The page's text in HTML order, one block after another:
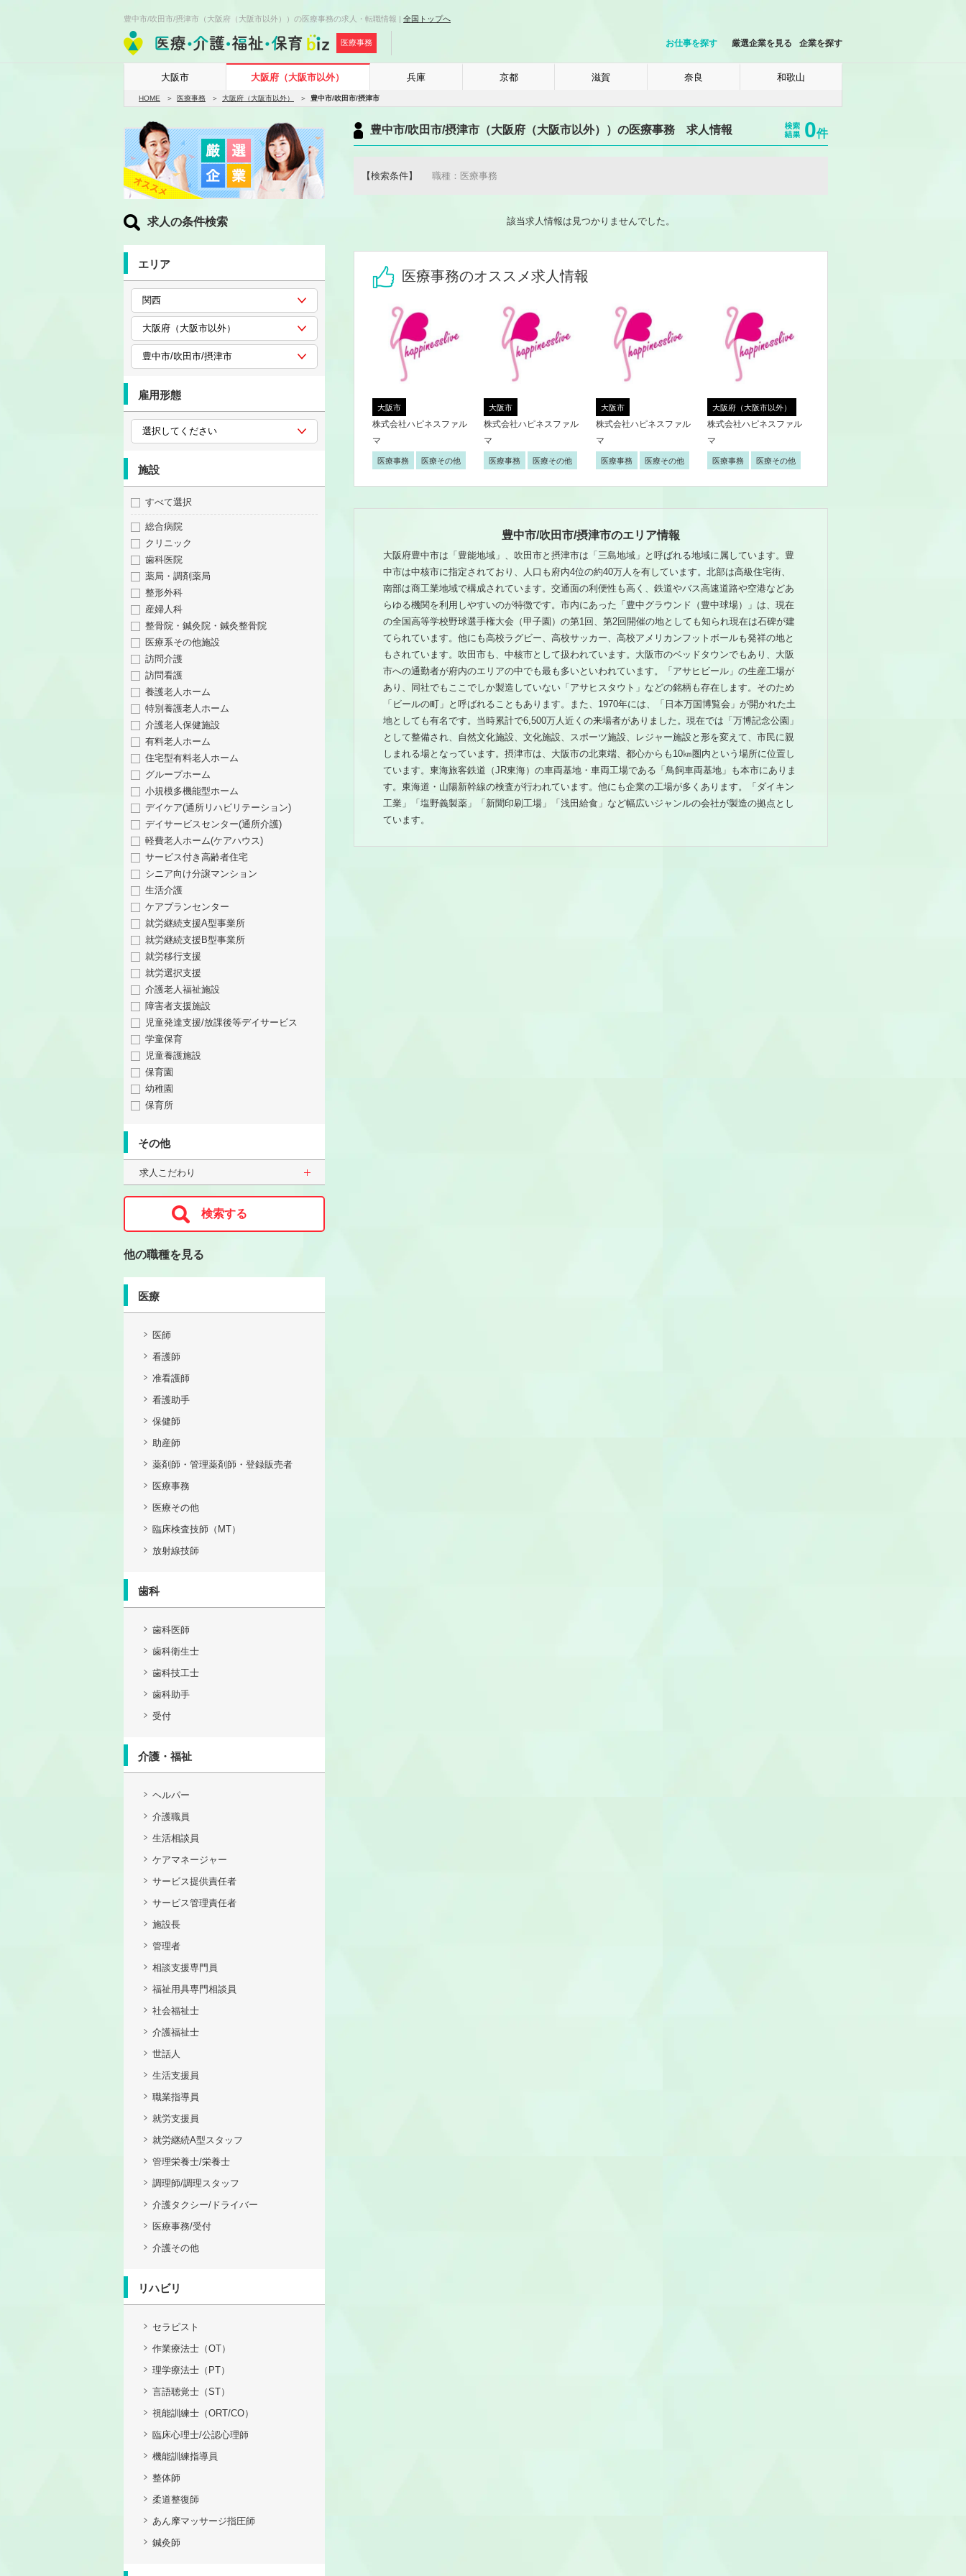
豊中市/吹田市/摂津市（大阪府（大阪市以外））の医療事務の求人・転職情報 | 全国トップへ
医療事務 お仕事を探す 厳選企業を見る 企業を探す
大阪市 大阪府（大阪市以外） 兵庫 京都 滋賀 奈良 和歌山
HOME 医療事務 大阪府（大阪市以外） 豊中市/吹田市/摂津市
求人の条件検索
エリア
雇用形態
施設
すべて選択
総合病院
クリニック
歯科医院
薬局・調剤薬局
整形外科
産婦人科
整骨院・鍼灸院・鍼灸整骨院
医療系その他施設
訪問介護
訪問看護
養護老人ホーム
特別養護老人ホーム
介護老人保健施設
有料老人ホーム
住宅型有料老人ホーム
グループホーム
小規模多機能型ホーム
デイケア(通所リハビリテーション)
デイサービスセンター(通所介護)
軽費老人ホーム(ケアハウス)
サービス付き高齢者住宅
シニア向け分譲マンション
生活介護
ケアプランセンター
就労継続支援A型事業所
就労継続支援B型事業所
就労移行支援
就労選択支援
介護老人福祉施設
障害者支援施設
児童発達支援/放課後等デイサービス
学童保育
児童養護施設
保育園
幼稚園
保育所
その他
求人こだわり
他の職種を見る
医療
医師
看護師
准看護師
看護助手
保健師
助産師
薬剤師・管理薬剤師・登録販売者
医療事務
医療その他
臨床検査技師（MT）
放射線技師
歯科
歯科医師
歯科衛生士
歯科技工士
歯科助手
受付
介護・福祉
ヘルパー
介護職員
生活相談員
ケアマネージャー
サービス提供責任者
サービス管理責任者
施設長
管理者
相談支援専門員
福祉用具専門相談員
社会福祉士
介護福祉士
世話人
生活支援員
職業指導員
就労支援員
就労継続A型スタッフ
管理栄養士/栄養士
調理師/調理スタッフ
介護タクシー/ドライバー
医療事務/受付
介護その他
リハビリ
セラピスト
作業療法士（OT）
理学療法士（PT）
言語聴覚士（ST）
視能訓練士（ORT/CO）
臨床心理士/公認心理師
機能訓練指導員
整体師
柔道整復師
あん摩マッサージ指圧師
鍼灸師
豊中市/吹田市/摂津市（大阪府（大阪市以外））の医療事務 求人情報 0件
【検索条件】 職種：医療事務
該当求人情報は見つかりませんでした。
医療事務のオススメ求人情報
大阪市
株式会社ハピネスファル
マ
医療事務 医療その他
大阪市
株式会社ハピネスファル
マ
医療事務 医療その他
大阪市
株式会社ハピネスファル
マ
医療事務 医療その他
大阪府（大阪市以外）
株式会社ハピネスファル
マ
医療事務 医療その他
豊中市/吹田市/摂津市のエリア情報
大阪府豊中市は「豊能地域」、吹田市と摂津市は「三島地域」と呼ばれる地域に属しています。豊
中市は中核市に指定されており、人口も府内4位の約40万人を有しています。北部は高級住宅街、
南部は商工業地域で構成されています。交通面の利便性も高く、鉄道やバス高速道路や空港などあ
らゆる機関を利用しやすいのが特徴です。市内にあった「豊中グラウンド（豊中球場）」は、現在
の全国高等学校野球選手権大会（甲子園）の第1回、第2回開催の地としても知られ現在は石碑が建
てられています。他にも高校ラグビー、高校サッカー、高校アメリカンフットボールも発祥の地と
もされています。吹田市も、中核市として扱われています。大阪市のベッドタウンでもあり、大阪
市への通勤者が府内のエリアの中でも最も多いといわれています。「アサヒビール」の生産工場が
あり、同社でもここでしか製造していない「アサヒスタウト」などの銘柄も存在します。そのため
「ビールの町」と呼ばれることもあります。また、1970年には、「日本万国博覧会」が開かれた土
地としても有名です。当時累計で6,500万人近くの来場者がありました。現在では「万博記念公園」
として整備され、自然文化施設、文化施設、スポーツ施設、レジャー施設と形を変えて、市民に親
しまれる場となっています。摂津市は、大阪市の北東端、都心からも10㎞圏内という場所に位置し
ています。東海旅客鉄道（JR東海）の車両基地・車両工場である「鳥飼車両基地」も本市にありま
す。東海道・山陽新幹線の検査が行われています。他にも企業の工場が多くあります。「ダイキン
工業」「塩野義製薬」「新聞印刷工場」「浅田給食」など幅広いジャンルの会社が製造の拠点とし
ています。